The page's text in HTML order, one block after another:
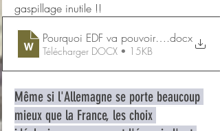
gaspillage inutile !!
Pourquoi EDF va pouvoir réinvestir
.docx
Télécharger DOCX • 15KB
Même si l'Allemagne se porte beaucoup
mieux que la France, les choix